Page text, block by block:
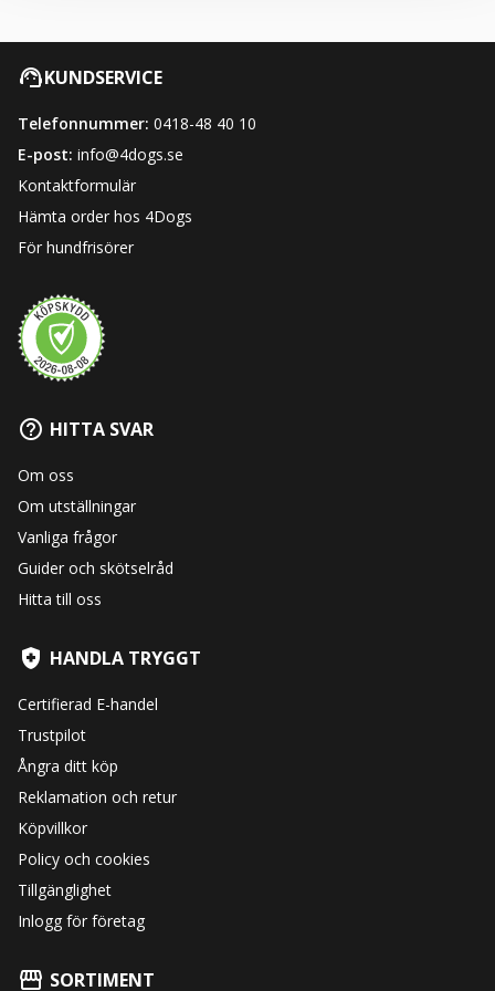
KUNDSERVICE
Telefonnummer: 0418-48 40 10
E-post: info@4dogs.se
Kontaktformulär
Hämta order hos 4Dogs
För hundfrisörer
HITTA SVAR
Om oss
Om utställningar
Vanliga frågor
Guider och skötselråd
Hitta till oss
HANDLA TRYGGT
Certifierad E-handel
Trustpilot
Ångra ditt köp
Reklamation och retur
Köpvillkor
Policy och cookies
Tillgänglighet
Inlogg för företag
SORTIMENT